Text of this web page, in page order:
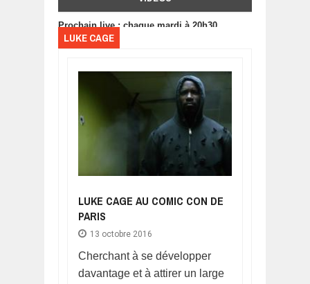
Prochain live : chaque mardi à 20h30
LUKE CAGE
LUKE CAGE AU COMIC CON DE
PARIS
13 octobre 2016
Cherchant à se développer
davantage et à attirer un large